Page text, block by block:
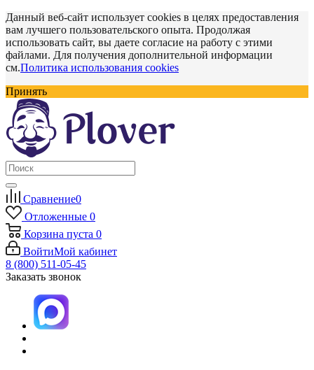
Данный веб-сайт использует cookies в целях предоставления
вам лучшего пользовательского опыта. Продолжая
использовать сайт, вы даете согласие на работу с этими
файлами. Для получения дополнительной информации
см.Политика использования cookies
Принять
Сравнение0
Отложенные 0
Корзина пуста 0
ВойтиМой кабинет
8 (800) 511-05-45
Заказать звонок